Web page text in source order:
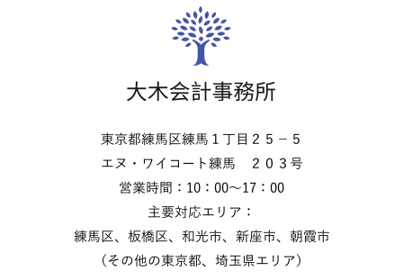
東京都練馬区練馬１丁目２５－５
​エヌ・ワイコート練馬 ２０３号
営業時間：10：00～17：00
​主要対応エリア：
練馬区、板橋区、和光市、新座市、朝霞市
（その他の東京都、埼玉県エリア）